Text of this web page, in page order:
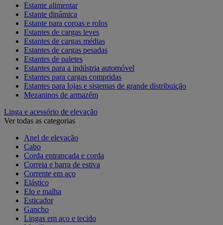
Estante alimentar
Estante dinâmica
Estante para coroas e rolos
Estantes de cargas leves
Estantes de cargas médias
Estantes de cargas pesadas
Estantes de paletes
Estantes para a indústria automóvel
Estantes para cargas compridas
Estantes para lojas e sistemas de grande distribuição
Mezaninos de armazém
Linga e acessório de elevação
Ver todas as categorias
Anel de elevação
Cabo
Corda entrançada e corda
Correia e barra de estiva
Corrente em aço
Elástico
Elo e malha
Esticador
Gancho
Lingas em aço e tecido